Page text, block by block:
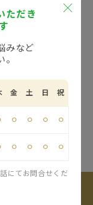
ます。
態に合わせた
ただき
みなど
金 土 日 祝
⚪︎ ⚪︎ ⚪︎ ⚪︎
⚪︎ ⚪︎ ⚪︎ ⚪︎
にてお問合せくだ
約